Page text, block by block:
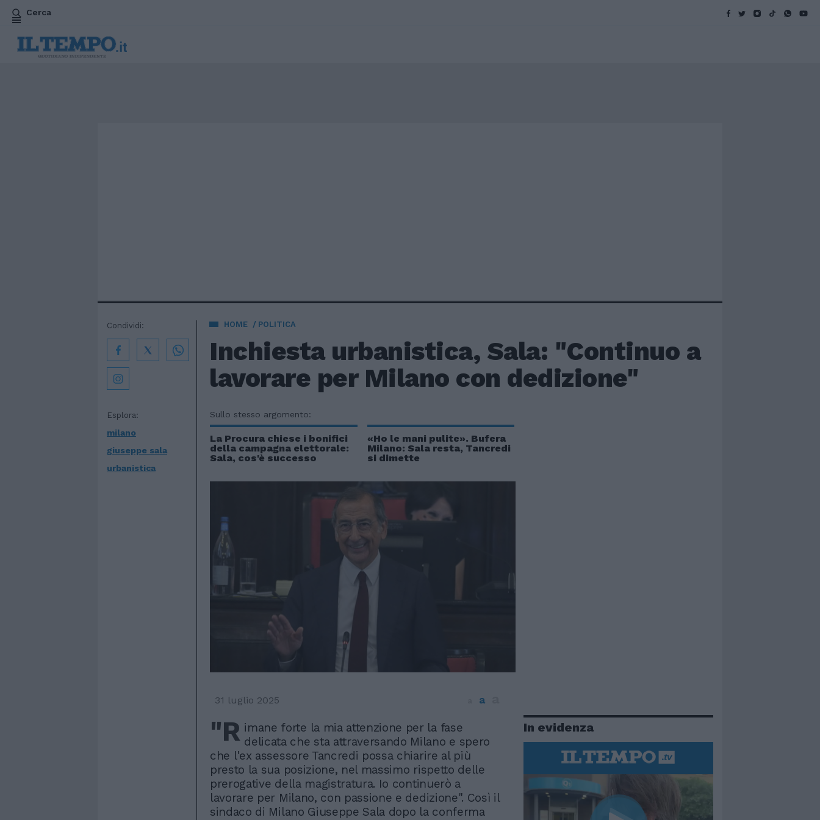
Cerca
HOME POLITICA
Inchiesta urbanistica, Sala: "Continuo a
lavorare per Milano con dedizione"
Esplora:
milano
giuseppe sala
urbanistica
Condividi:
Sullo stesso argomento:
La Procura chiese i bonifici
della campagna elettorale:
Sala, cos'è successo
«Ho le mani pulite». Bufera
Milano: Sala resta, Tancredi
si dimette
31 luglio 2025 a
"R imane forte la mia attenzione per la fase
delicata che sta attraversando Milano e spero
che l'ex assessore Tancredi possa chiarire al più
presto la sua posizione, nel massimo rispetto delle
prerogative della magistratura. Io continuerò a
lavorare per Milano, con passione e dedizione". Così il
sindaco di Milano Giuseppe Sala dopo la conferma
In evidenza